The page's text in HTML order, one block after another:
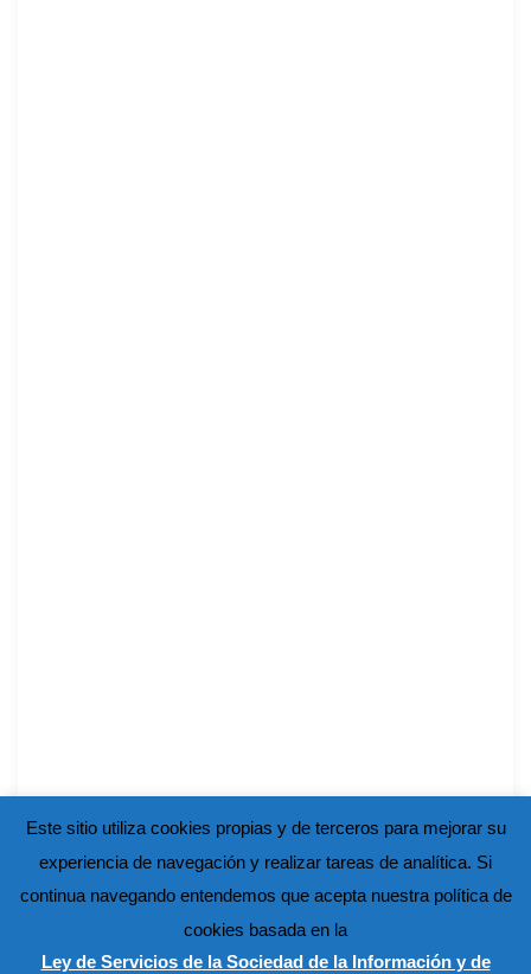
Este sitio utiliza cookies propias y de terceros para mejorar su
experiencia de navegación y realizar tareas de analítica. Si
continua navegando entendemos que acepta nuestra política de
cookies basada en la
Ley de Servicios de la Sociedad de la Información y de